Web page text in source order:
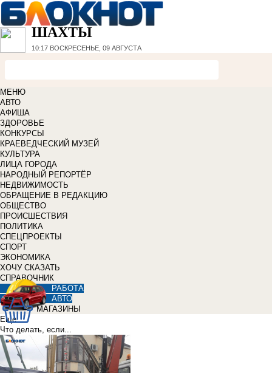
ШАХТЫ
10:17 ВОСКРЕСЕНЬЕ, 09 АВГУСТА
МЕНЮ
АВТО
АФИША
ЗДОРОВЬЕ
КОНКУРСЫ
КРАЕВЕДЧЕСКИЙ МУЗЕЙ
КУЛЬТУРА
ЛИЦА ГОРОДА
НАРОДНЫЙ РЕПОРТЁР
НЕДВИЖИМОСТЬ
ОБРАЩЕНИЕ В РЕДАКЦИЮ
ОБЩЕСТВО
ПРОИСШЕСТВИЯ
ПОЛИТИКА
СПЕЦПРОЕКТЫ
СПОРТ
ЭКОНОМИКА
ХОЧУ СКАЗАТЬ
СПРАВОЧНИК
РАБОТА
АВТО
МАГАЗИНЫ
Еще
Что делать, если...